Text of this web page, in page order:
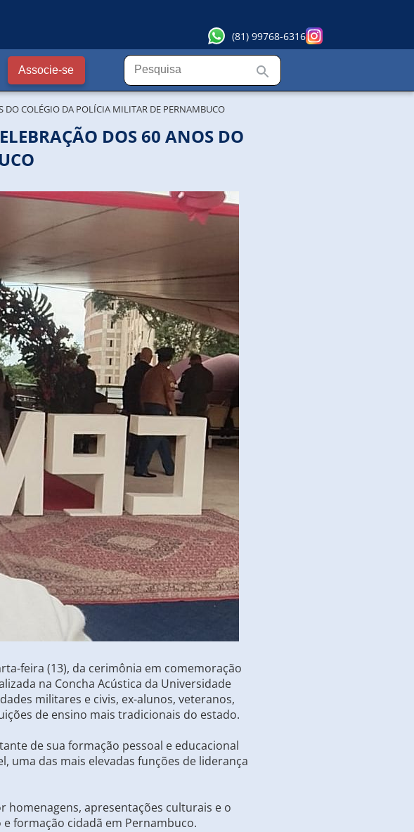
(81) 99768-6316
Associe-se
DO COLÉGIO DA POLÍCIA MILITAR DE PERNAMBUCO
DOS 60 ANOS DO
feira (13), da cerimônia em comemoração
na Concha Acústica da Universidade
militares e civis, ex-alunos, veteranos,
de ensino mais tradicionais do estado.
de sua formação pessoal e educacional
uma das mais elevadas funções de liderança
homenagens, apresentações culturais e o
formação cidadã em Pernambuco.